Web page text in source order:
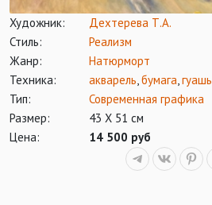
Художник:
Дехтерева Т.А.
Стиль:
Реализм
Жанр:
Натюрморт
Техника:
акварель,бумага,гуашь
Тип:
Современная графика
Размер:
43 Х 51 см
Цена:
14 500 руб